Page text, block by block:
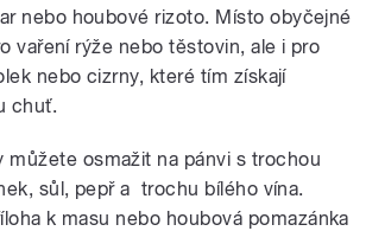
nebo houbové rizoto. Místo obyčejné
vaření rýže nebo těstovin, ale i pro
nebo cizrny, které tím získají
chuť.
můžete osmažit na pánvi s trochou
sůl, pepř a trochu bílého vína.
k masu nebo houbová pomazánka